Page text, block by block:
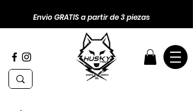
Envio GRATIS a partir de 3 piezas